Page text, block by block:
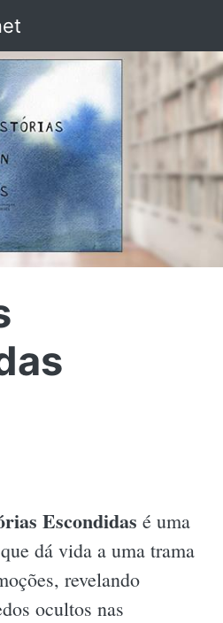
Escondidas é uma
dá vida a uma trama
revelando
ocultos nas